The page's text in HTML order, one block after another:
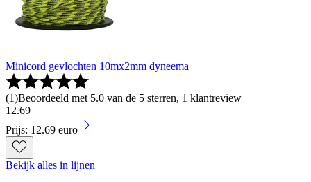
Minicord gevlochten 10mx2mm dyneema
(1)Beoordeeld met 5.0 van de 5 sterren, 1 klantreview
12.69
Prijs: 12.69 euro
Bekijk alles in lijnen